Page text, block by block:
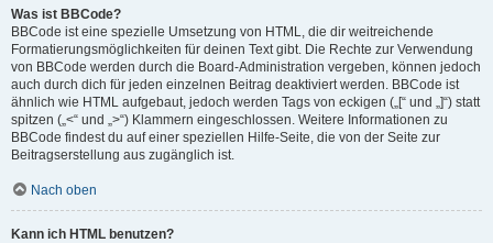
Was ist BBCode?
BBCode ist eine spezielle Umsetzung von HTML, die dir weitreichende
Formatierungsmöglichkeiten für deinen Text gibt. Die Rechte zur Verwendung
von BBCode werden durch die Board-Administration vergeben, können jedoch
auch durch dich für jeden einzelnen Beitrag deaktiviert werden. BBCode ist
ähnlich wie HTML aufgebaut, jedoch werden Tags von eckigen („[“ und „]“) statt
spitzen („<“ und „>“) Klammern eingeschlossen. Weitere Informationen zu
BBCode findest du auf einer speziellen Hilfe-Seite, die von der Seite zur
Beitragserstellung aus zugänglich ist.
Nach oben
Kann ich HTML benutzen?